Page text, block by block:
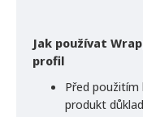
Jak používat
profil
Před
produkt